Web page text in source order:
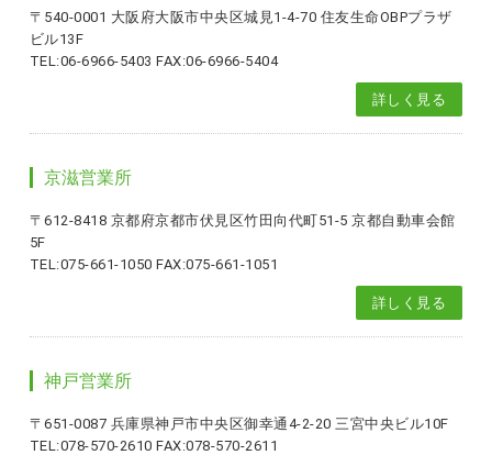
〒540-0001 大阪府大阪市中央区城見1-4-70 住友生命OBPプラザ
ビル13F
TEL:06-6966-5403 FAX:06-6966-5404
詳しく見る
京滋営業所
〒612-8418 京都府京都市伏見区竹田向代町51-5 京都自動車会館
5F
TEL:075-661-1050 FAX:075-661-1051
詳しく見る
神戸営業所
〒651-0087 兵庫県神戸市中央区御幸通4-2-20 三宮中央ビル10F
TEL:078-570-2610 FAX:078-570-2611